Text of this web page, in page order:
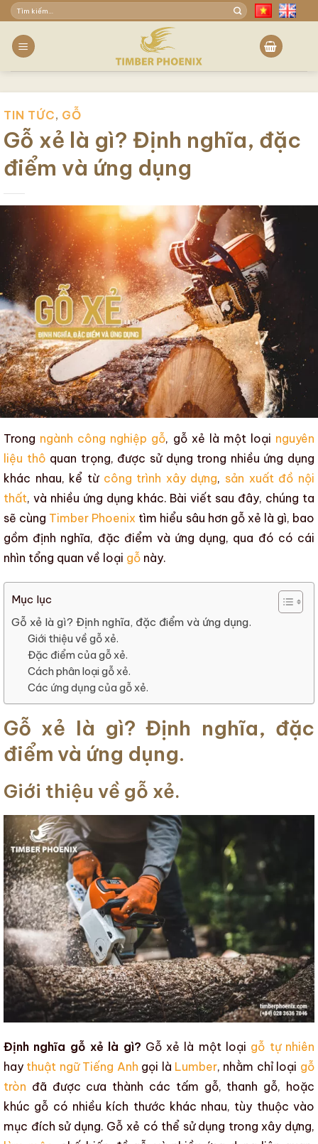
Skip
to
content
Tìm
TIN TỨC, GỖ
Gỗ xẻ là gì? Định nghĩa, đặc
điểm và ứng dụng
Trong ngành công nghiệp gỗ, gỗ xẻ là một loại nguyên
liệu thô quan trọng, được sử dụng trong nhiều ứng dụng
khác nhau, kể từ công trình xây dựng, sản xuất đồ nội
thất, và nhiều ứng dụng khác. Bài viết sau đây, chúng ta
sẽ cùng Timber Phoenix tìm hiểu sâu hơn gỗ xẻ là gì, bao
gồm định nghĩa, đặc điểm và ứng dụng, qua đó có cái
nhìn tổng quan về loại gỗ này.
Mục lục
Gỗ xẻ là gì? Định nghĩa, đặc điểm và ứng dụng.
Giới thiệu về gỗ xẻ.
Đặc điểm của gỗ xẻ.
Cách phân loại gỗ xẻ.
Các ứng dụng của gỗ xẻ.
Gỗ xẻ là gì? Định nghĩa, đặc
điểm và ứng dụng.
Giới thiệu về gỗ xẻ.
Định nghĩa gỗ xẻ là gì? Gỗ xẻ là một loại gỗ tự nhiên
hay thuật ngữ Tiếng Anh gọi là Lumber, nhằm chỉ loại gỗ
tròn đã được cưa thành các tấm gỗ, thanh gỗ, hoặc
khúc gỗ có nhiều kích thước khác nhau, tùy thuộc vào
mục đích sử dụng. Gỗ xẻ có thể sử dụng trongxây dựng,